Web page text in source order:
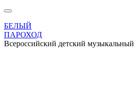
БЕЛЫЙ
ПАРОХОД
Всероссийский детский музыкальный